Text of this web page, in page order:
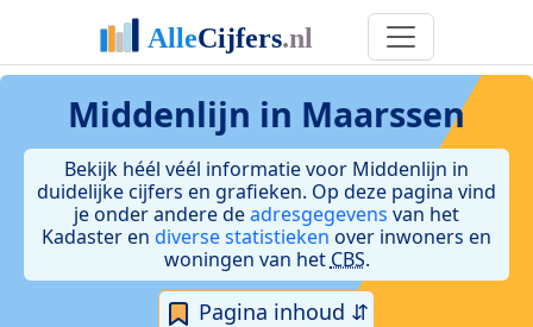
Middenlijn in Maarssen
Bekijk héél véél informatie voor Middenlijn in
duidelijke cijfers en grafieken. Op deze pagina vind
je onder andere deadresgegevens van het
Kadaster en diverse statistieken over inwoners en
woningen van het CBS.
Pagina inhoud ⇵